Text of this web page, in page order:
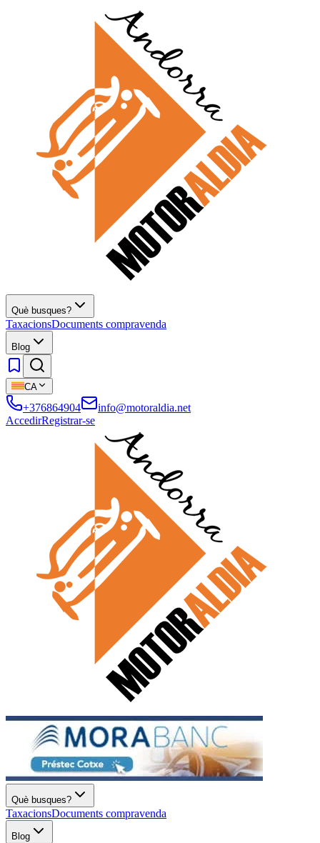
Què busques?
TaxacionsDocuments compravenda
Blog
CA
+376864904
info@motoraldia.net
AccedirRegistrar-se
Què busques?
TaxacionsDocuments compravenda
Blog